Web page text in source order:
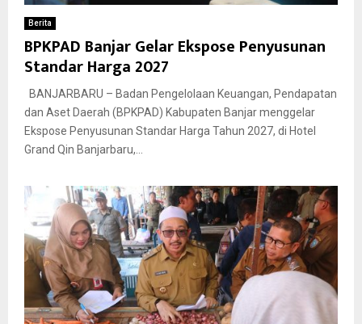
Berita
BPKPAD Banjar Gelar Ekspose Penyusunan
Standar Harga 2027
BANJARBARU – Badan Pengelolaan Keuangan, Pendapatan
dan Aset Daerah (BPKPAD) Kabupaten Banjar menggelar
Ekspose Penyusunan Standar Harga Tahun 2027, di Hotel
Grand Qin Banjarbaru,...